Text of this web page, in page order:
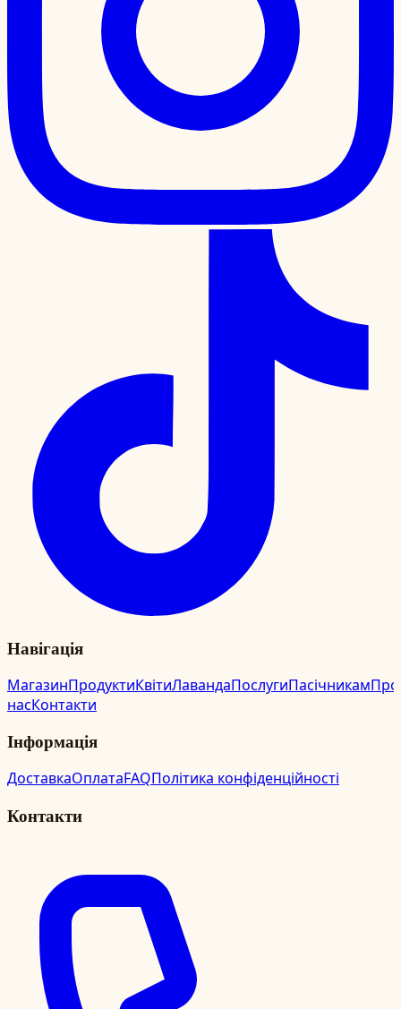
Навігація
МагазинПродуктиКвітиЛавандаПослугиПасічникамПро
насКонтакти
Інформація
ДоставкаОплатаFAQПолітика конфіденційності
Контакти